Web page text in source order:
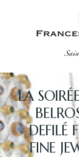
LA
DEFILÉ
FINE